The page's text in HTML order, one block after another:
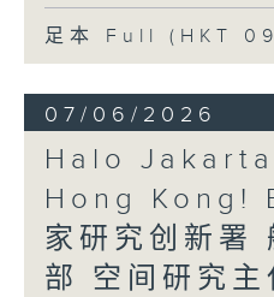
足本 Full (HKT
07/06/2026
Halo
Hong Kong!
家研究创新署
部 空间研究